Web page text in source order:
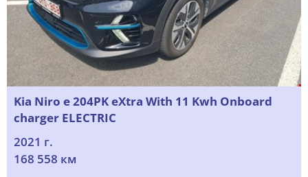
Kia Niro e 204PK eXtra With 11 Kwh Onboard
charger ELECTRIC
2021 г.
168 558 км